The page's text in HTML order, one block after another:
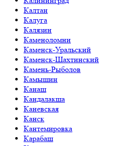
Калтан
Калуга
Калязин
Каменоломни
Каменск-Уральский
Каменск-Шахтинский
Камень-Рыболов
Камышин
Канаш
Кандалакша
Каневская
Канск
Кантемировка
Карабаш